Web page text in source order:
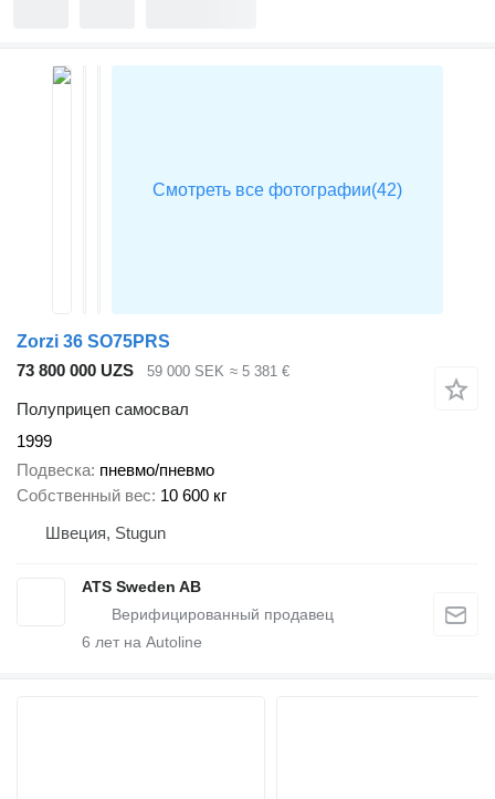
Zorzi 36 SO75PRS
73 800 000 UZS
59 000 SEK ≈ 5 381 €
Полуприцеп самосвал
1999
Подвеска пневмо/пневмо
Собственный вес 10 600 кг
Швеция, Stugun
ATS Sweden AB
6 лет на Autoline